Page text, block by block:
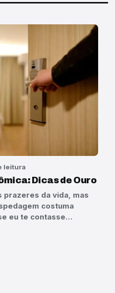
leitura
Dicas de Ouro
prazeres da vida, mas
costuma
eu te contasse…